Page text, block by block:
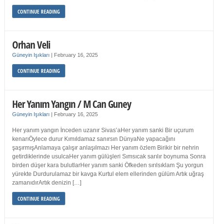
CONTINUE READING
Orhan Veli
Güneyin Işıkları | February 16, 2025
CONTINUE READING
Her Yanım Yangın / M Can Guney
Güneyin Işıkları | February 16, 2025
Her yanım yangın İnceden uzanır Sivas’aHer yanım sanki Bir uçurum
kenarıÖylece durur Kımıldamaz sanırsın DünyaNe yapacağını
şaşırmışAnlamaya çalışır anlaşılmazı Her yanım özlem Birikir bir nehrin
getirdiklerinde usulcaHer yanım gülüşleri Sımsıcak sarılır boynuma Sonra
birden düşer kara bulutlarHer yanım sanki Öfkeden sırılsıklam Şu yorgun
yürekte Durdurulamaz bir kavga Kurtul elem ellerinden gülüm Artık uğraş
zamanıdırArtık denizin […]
CONTINUE READING